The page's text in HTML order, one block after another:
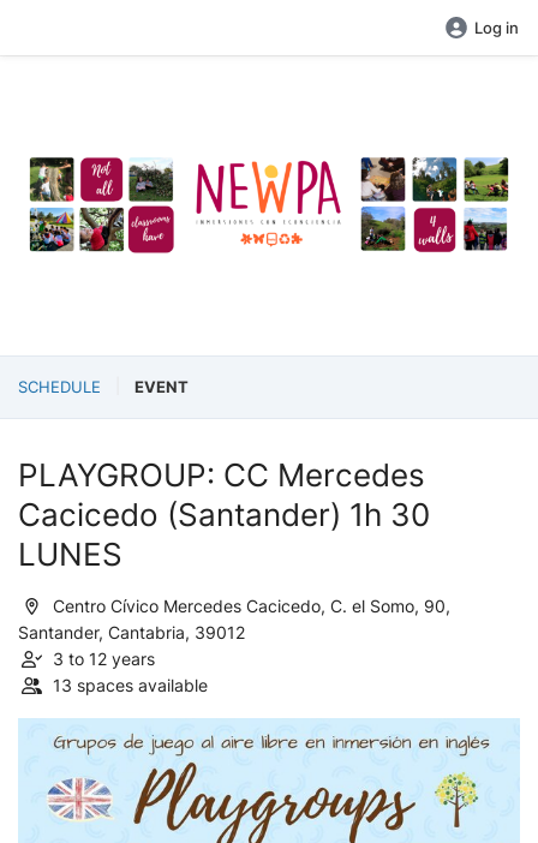
Log in
SCHEDULE EVENT
PLAYGROUP: CC Mercedes
Cacicedo (Santander) 1h 30
LUNES
Centro Cívico Mercedes Cacicedo, C. el Somo, 90,
Santander, Cantabria, 39012
3 to 12 years
13 spaces available